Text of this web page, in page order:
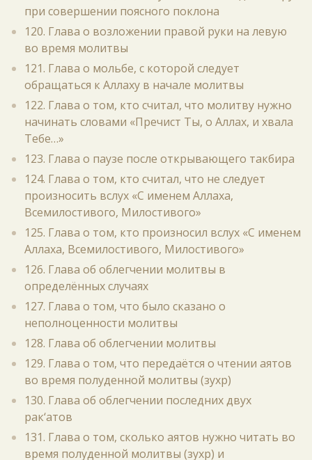
при совершении поясного поклона
120. Глава о возложении правой руки на левую
во время молитвы
121. Глава о мольбе, с которой следует
обращаться к Аллаху в начале молитвы
122. Глава о том, кто считал, что молитву нужно
начинать словами «Пречист Ты, о Аллах, и хвала
Тебе…»
123. Глава о паузе после открывающего такбира
124. Глава о том, кто считал, что не следует
произносить вслух «С именем Аллаха,
Всемилостивого, Милостивого»
125. Глава о том, кто произносил вслух «С именем
Аллаха, Всемилостивого, Милостивого»
126. Глава об облегчении молитвы в
определённых случаях
127. Глава о том, что было сказано о
неполноценности молитвы
128. Глава об облегчении молитвы
129. Глава о том, что передаётся о чтении аятов
во время полуденной молитвы (зухр)
130. Глава об облегчении последних двух
рак‘атов
131. Глава о том, сколько аятов нужно читать во
время полуденной молитвы (зухр) и